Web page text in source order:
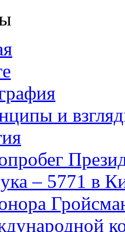
и
– 5771 в